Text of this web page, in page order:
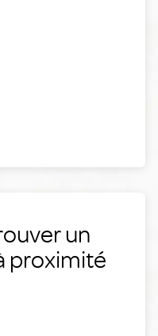
un
proximité